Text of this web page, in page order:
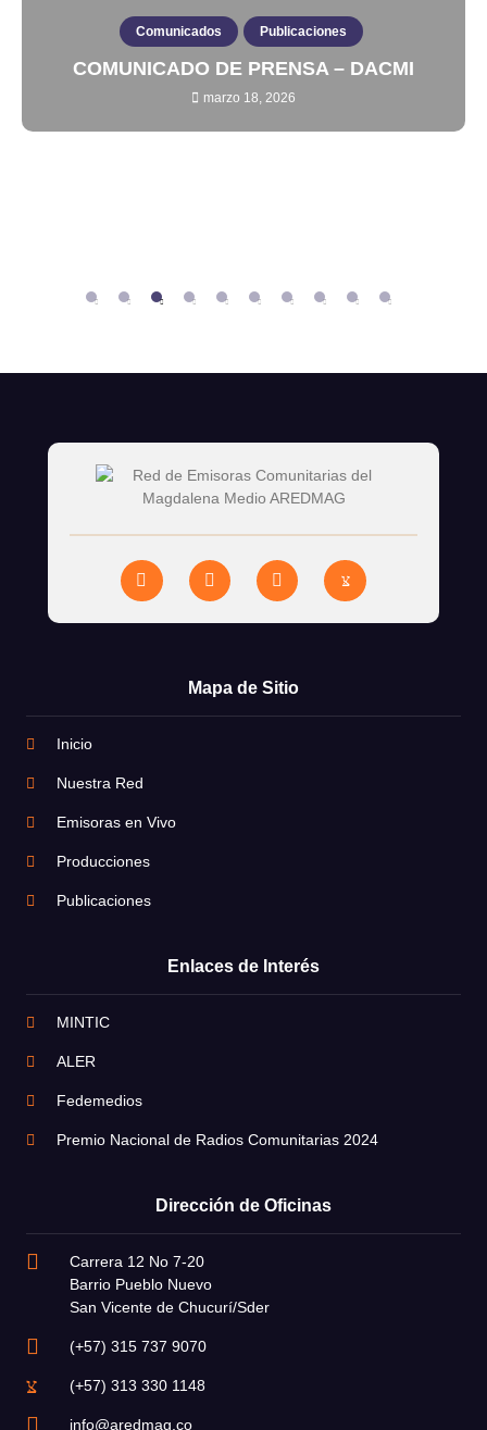
Comunicados Publicaciones
COMUNICADO DE PRENSA – DACMI
marzo 18, 2026
Mapa de Sitio
Inicio
Nuestra Red
Emisoras en Vivo
Producciones
Publicaciones
Enlaces de Interés
MINTIC
ALER
Fedemedios
Premio Nacional de Radios Comunitarias 2024
Dirección de Oficinas
Carrera 12 No 7-20
Barrio Pueblo Nuevo
San Vicente de Chucurí/Sder
(+57) 315 737 9070
(+57) 313 330 1148
info@aredmag.co